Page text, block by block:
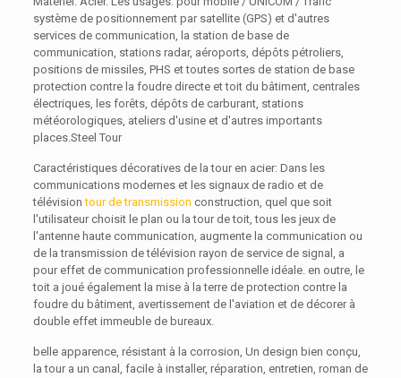
système de positionnement par satellite (GPS) et d'autres
services de communication, la station de base de
communication, stations radar, aéroports, dépôts pétroliers,
positions de missiles, PHS et toutes sortes de station de base
protection contre la foudre directe et toit du bâtiment, centrales
électriques, les forêts, dépôts de carburant, stations
météorologiques, ateliers d'usine et d'autres importants
places.Steel Tour
Caractéristiques décoratives de la tour en acier: Dans les
communications modernes et les signaux de radio et de
télévisiontour de transmission construction, quel que soit
l'utilisateur choisit le plan ou la tour de toit, tous les jeux de
l'antenne haute communication, augmente la communication ou
de la transmission de télévision rayon de service de signal, a
pour effet de communication professionnelle idéale. en outre, le
toit a joué également la mise à la terre de protection contre la
foudre du bâtiment, avertissement de l'aviation et de décorer à
double effet immeuble de bureaux.
belle apparence, résistant à la corrosion, Un design bien conçu,
la tour a un canal, facile à installer, réparation, entretien, roman de